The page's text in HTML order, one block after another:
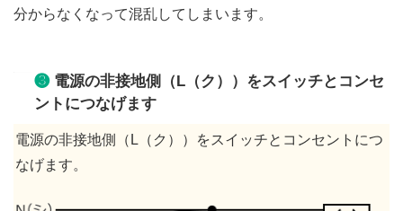
分からなくなって混乱してしまいます。
❸電源の非接地側（L（ク））をスイッチとコンセ
ントにつなげます
電源の非接地側（L（ク））をスイッチとコンセントにつ
なげます。